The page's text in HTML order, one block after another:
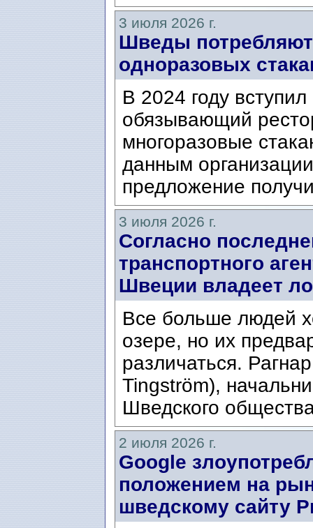
3 июля 2026 г.
Шведы
одноразовых
В 2024 году
обязывающий
многоразовые
данным
предложение
3 июля 2026 г.
Согласно
транспортного
Швеции владеет
Все больше людей
озере, но их
различаться.
Tingström),
Шведского
2 июля 2026 г.
Google
положением на
шведскому сайту